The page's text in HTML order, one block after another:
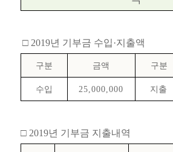
□ 2019년 기부금 수입·지출액
구분 금액 구분
수입 25,000,000 지출
□ 2019년 기부금 지출내역